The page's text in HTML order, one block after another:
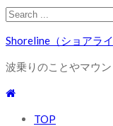
Skip
navigation
Skip
content
Search
Shoreline（ショアライ
波乗りのことやマウ
TOP